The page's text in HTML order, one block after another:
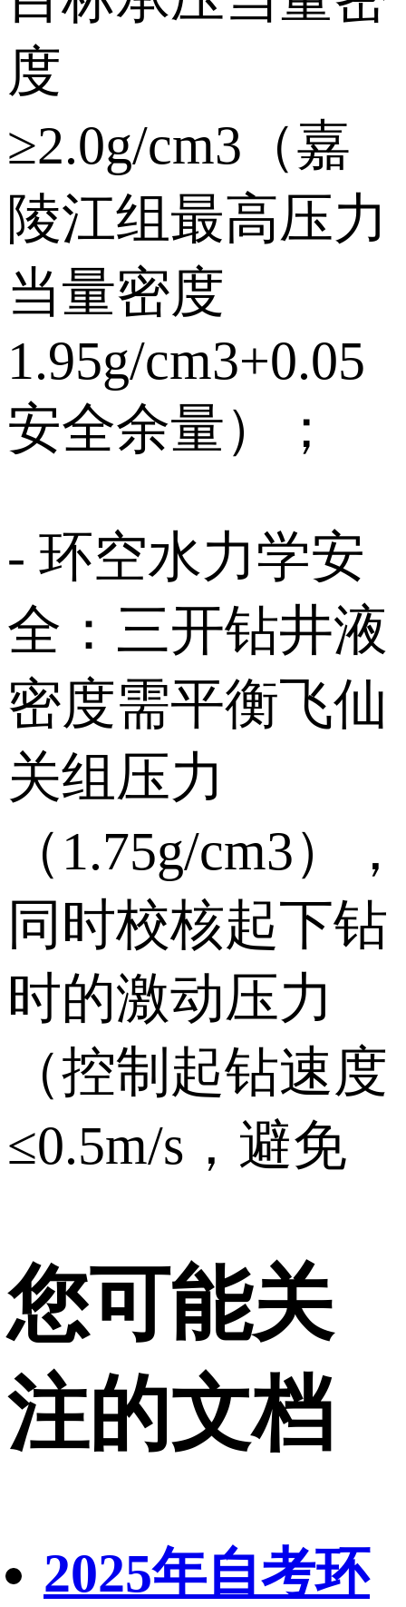
度
≥2.0g/cm3（嘉
陵江组最高压力
当量密度
1.95g/cm3+0.05
安全余量）；
- 环空水力学安
全：三开钻井液
密度需平衡飞仙
关组压力
（1.75g/cm3），
同时校核起下钻
时的激动压力
（控制起钻速度
≤0.5m/s，避免
您可能关
注的文档
2025年自考环